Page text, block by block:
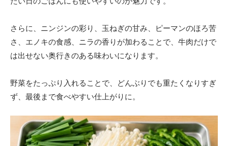
さらに、ニンジンの彩り、玉ねぎの甘み、ピーマンのほろ苦
さ、エノキの食感、ニラの香りが加わることで、牛肉だけで
は出せない奥行きのある味わいになります。
野菜をたっぷり入れることで、どんぶりでも重たくなりすぎ
ず、最後まで食べやすい仕上がりに。